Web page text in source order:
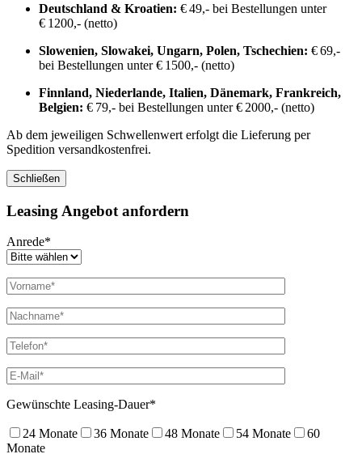
Deutschland & Kroatien: € 49,- bei Bestellungen unter
€ 1200,- (netto)
Slowenien, Slowakei, Ungarn, Polen, Tschechien: € 69,-
bei Bestellungen unter € 1500,- (netto)
Finnland, Niederlande, Italien, Dänemark, Frankreich,
Belgien: € 79,- bei Bestellungen unter € 2000,- (netto)
Ab dem jeweiligen Schwellenwert erfolgt die Lieferung per
Spedition versandkostenfrei.
Schließen
Leasing Angebot anfordern
Anrede*
Gewünschte Leasing-Dauer*
24 Monate 36 Monate 48 Monate 54 Monate
60
Monate